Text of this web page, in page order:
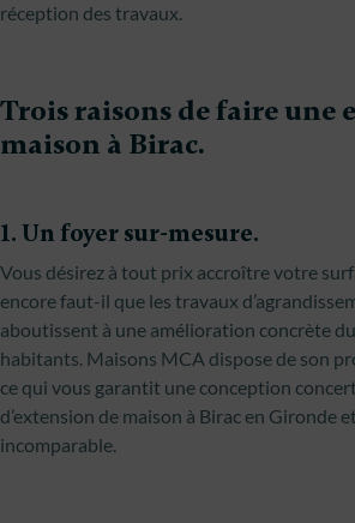
réception des travaux.
Trois raisons de faire une
maison à Birac.
1. Un foyer sur-mesure.
Vous désirez à tout prix accroître votre
encore faut-il que les travaux
aboutissent à une amélioration concrète
habitants. Maisons MCA dispose de son
ce qui vous garantit une conception
d’extension de maison à Birac en Gironde
incomparable.